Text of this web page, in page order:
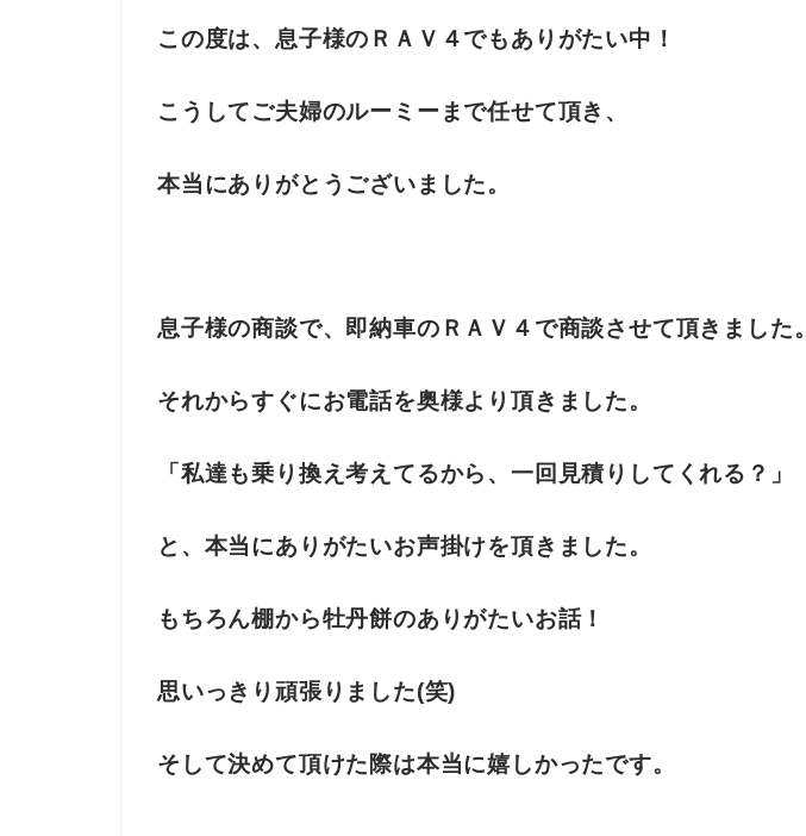
この度は、息子様のＲＡＶ４でもありがたい中！
こうしてご夫婦のルーミーまで任せて頂き、
本当にありがとうございました。
息子様の商談で、即納車のＲＡＶ４で商談させて頂きました。
それからすぐにお電話を奥様より頂きました。
「私達も乗り換え考えてるから、一回見積りしてくれる？」
と、本当にありがたいお声掛けを頂きました。
もちろん棚から牡丹餅のありがたいお話！
思いっきり頑張りました(笑)
そして決めて頂けた際は本当に嬉しかったです。